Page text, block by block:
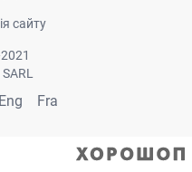
сайту
Eng Fra